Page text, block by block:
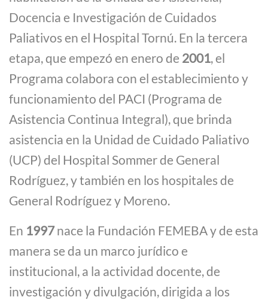
Docencia e Investigación de Cuidados
Paliativos en el Hospital Tornú. En la tercera
etapa, que empezó en enero de 2001, el
Programa colabora con el establecimiento y
funcionamiento del PACI (Programa de
Asistencia Continua Integral), que brinda
asistencia en la Unidad de Cuidado Paliativo
(UCP) del Hospital Sommer de General
Rodríguez, y también en los hospitales de
General Rodríguez y Moreno.
En 1997nace la Fundación FEMEBA y de esta
manera se da un marco jurídico e
institucional, a la actividad docente, de
investigación y divulgación, dirigida a los